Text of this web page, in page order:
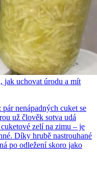
jak uchovat úrodu a mít
nenápadných cuket se
už člověk sotva udá
zelí na zimu – je
Díky hrubě nastrouhané
po odležení skoro jako